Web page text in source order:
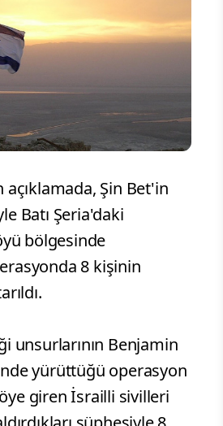
açıklamada, Şin Bet'in
Batı Şeria'daki
bölgesinde
8 kişinin
unsurlarının Benjamin
yürüttüğü operasyon
giren İsrailli sivilleri